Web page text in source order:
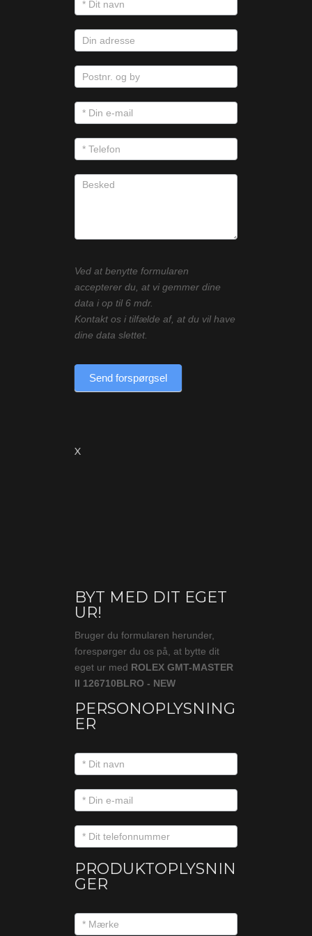
Ved at benytte formularen
accepterer du, at vi gemmer dine
data i op til 6 mdr.
Kontakt os i tilfælde af, at du vil have
dine data slettet.
Send forspørgsel
X
Byt
(produkt)
BYT MED DIT EGET
UR!
Bruger du formularen herunder,
forespørger du os på, at bytte dit
eget ur med ROLEX GMT-MASTER
II 126710BLRO - NEW
PERSONOPLYSNING
ER
PRODUKTOPLYSNIN
GER